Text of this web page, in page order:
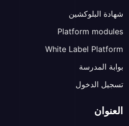
شهادة البلوكشين
Platform modules
White Label Platform
بوابة المدرسة
تسجيل الدخول
العنوان